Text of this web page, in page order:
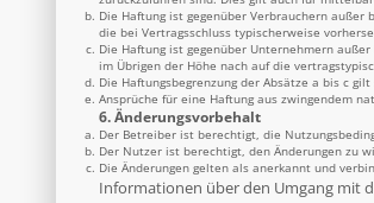
Die Haftung ist gegenüber Verbrauchern
die bei Vertragsschluss typischerweise
Die Haftung ist gegenüber Unternehmern
im Übrigen der Höhe nach auf die
Die Haftungsbegrenzung der Absätze a bis c
Ansprüche für eine Haftung aus zwingendem
6. Änderungsvorbehalt
Der Betreiber ist berechtigt, die
Der Nutzer ist berechtigt, den Änderungen zu
Die Änderungen gelten als anerkannt und
Informationen über den Umgang mit